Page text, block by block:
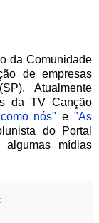
da Comunidade
de empresas
Atualmente
da TV Canção
nós" e "As
do Portal
mídias